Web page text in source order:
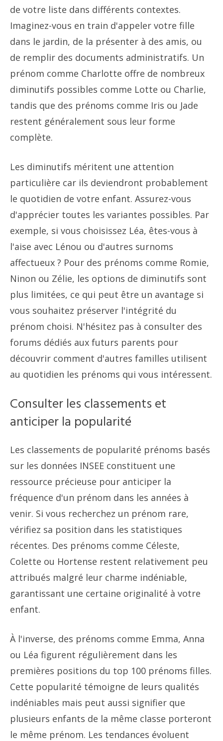
de votre liste dans différents contextes.
Imaginez-vous en train d'appeler votre fille
dans le jardin, de la présenter à des amis, ou
de remplir des documents administratifs. Un
prénom comme Charlotte offre de nombreux
diminutifs possibles comme Lotte ou Charlie,
tandis que des prénoms comme Iris ou Jade
restent généralement sous leur forme
complète.
Les diminutifs méritent une attention
particulière car ils deviendront probablement
le quotidien de votre enfant. Assurez-vous
d'apprécier toutes les variantes possibles. Par
exemple, si vous choisissez Léa, êtes-vous à
l'aise avec Lénou ou d'autres surnoms
affectueux ? Pour des prénoms comme Romie,
Ninon ou Zélie, les options de diminutifs sont
plus limitées, ce qui peut être un avantage si
vous souhaitez préserver l'intégrité du
prénom choisi. N'hésitez pas à consulter des
forums dédiés aux futurs parents pour
découvrir comment d'autres familles utilisent
au quotidien les prénoms qui vous intéressent.
Consulter les classements et
anticiper la popularité
Les classements de popularité prénoms basés
sur les données INSEE constituent une
ressource précieuse pour anticiper la
fréquence d'un prénom dans les années à
venir. Si vous recherchez un prénom rare,
vérifiez sa position dans les statistiques
récentes. Des prénoms comme Céleste,
Colette ou Hortense restent relativement peu
attribués malgré leur charme indéniable,
garantissant une certaine originalité à votre
enfant.
À l'inverse, des prénoms comme Emma, Anna
ou Léa figurent régulièrement dans les
premières positions du top 100 prénoms filles.
Cette popularité témoigne de leurs qualités
indéniables mais peut aussi signifier que
plusieurs enfants de la même classe porteront
le même prénom. Les tendances évoluent